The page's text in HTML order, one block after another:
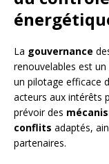
La gouvernance
renouvelables est
un pilotage efficace
acteurs aux intérêts
prévoir des
conflits adaptés,
partenaires.